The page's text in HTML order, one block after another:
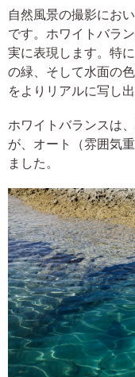
自然風景の撮影にお
です。ホワイトバラ
実に表現します。特
の緑、そして水面の
をよりリアルに写し出
ホワイトバランスは
が、オート（雰囲気
ました。